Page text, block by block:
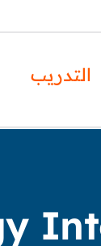
التدريب